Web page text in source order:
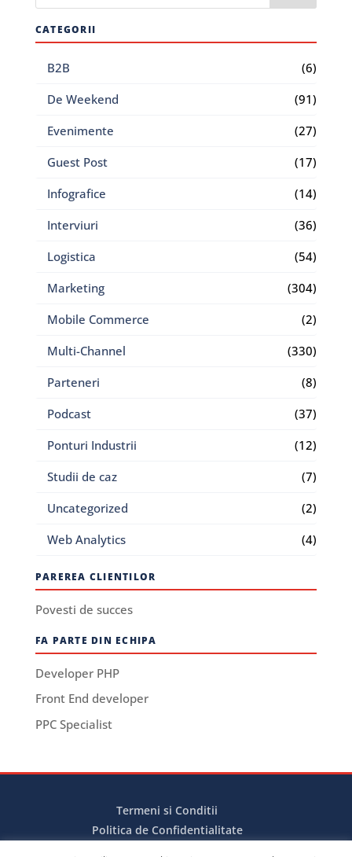
CATEGORII
B2B
(6)
De Weekend
(91)
Evenimente
(27)
Guest Post
(17)
Infografice
(14)
Interviuri
(36)
Logistica
(54)
Marketing
(304)
Mobile Commerce
(2)
Multi-Channel
(330)
Parteneri
(8)
Podcast
(37)
Ponturi Industrii
(12)
Studii de caz
(7)
Uncategorized
(2)
Web Analytics
(4)
PAREREA CLIENTILOR
Povesti de succes
FA PARTE DIN ECHIPA
Developer PHP
Front End developer
PPC Specialist
Termeni si Conditii
Politica de Confidentialitate